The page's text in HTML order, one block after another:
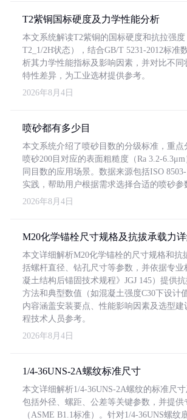
T2紫铜国标硬度及力学性能分析
本文系统解读T2紫铜的国标硬度和抗拉强度
T2_1/2H状态），结合GB/T 5231-2012标准
析其力学性能指标及影响因素，并对比不同
特性差异，为工业选材提供参考。
2026年8月4日
喷砂都有多少目
本文系统介绍了喷砂目数的分级标准，重点
喷砂200目对应的表面粗糙度（Ra 3.2-
同目数的应用场景。数据来源包括ISO
实践，帮助用户根据需求选择合适的喷砂参
2026年8月4日
M20化学锚栓尺寸规格及抗拔承载力
本文详细解析M20化学锚栓的尺寸规格和抗
括螺杆直径、钻孔尺寸等参数，并依据专业
凝土结构后锚固技术规程》JGJ 145）提供
方法和典型数值（如混凝土强度C30下设计
内容涵盖安装要点、性能影响因素及选型建
程技术人员参考。
2026年8月4日
1/4-36UNS-2A螺纹标准尺寸
本文详细解析1/4-36UNS-2A螺纹的标准尺寸
包括外径、螺距、公差等关键参数，并提供
（ASME B1.1标准）。针对1/4-36UNS螺纹